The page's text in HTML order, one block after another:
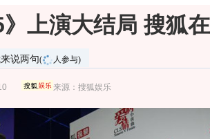
》上演大结局 搜狐
说两句( 人参与)
来源：搜狐娱乐